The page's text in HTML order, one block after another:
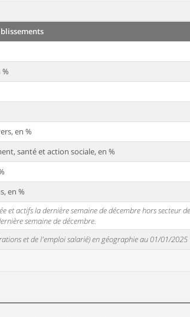
en %
santé et action sociale, en %
en %
et actifs la dernière semaine de décembre hors secteur
semaine de décembre.
et de l'emploi salarié) en géographie au 01/01/2025